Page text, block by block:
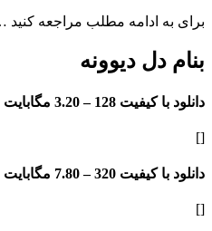
ادامه مطلب مراجعه کنید …
دیوونه
128 – 3.20 مگابایت
320 – 7.80 مگابایت